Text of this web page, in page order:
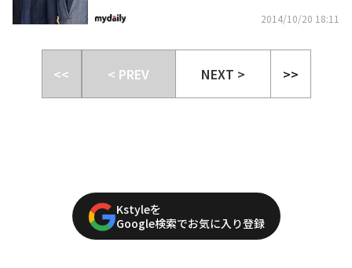
2014/10/20 18:11
<< < PREV NEXT > >>
Kstyleを
Google検索でお気に入り登録